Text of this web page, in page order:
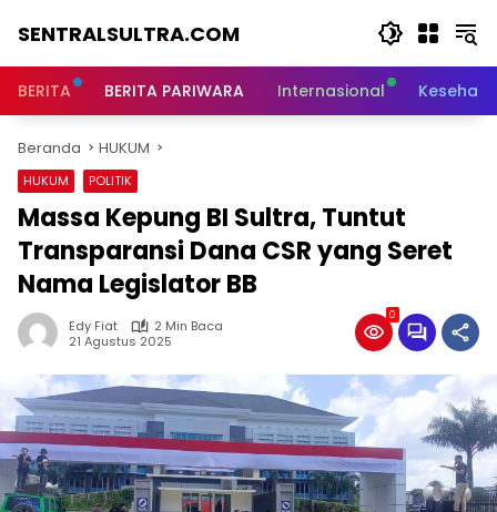
SENTRALSULTRA.COM
BERITA BERITA PARIWARA Internasional
Beranda HUKUM
HUKUM POLITIK
Massa Kepung BI Sultra, Tuntut
Transparansi Dana CSR yang Seret
Nama Legislator BB
Edy Fiat
2 Min Baca
21 Agustus 2025
0